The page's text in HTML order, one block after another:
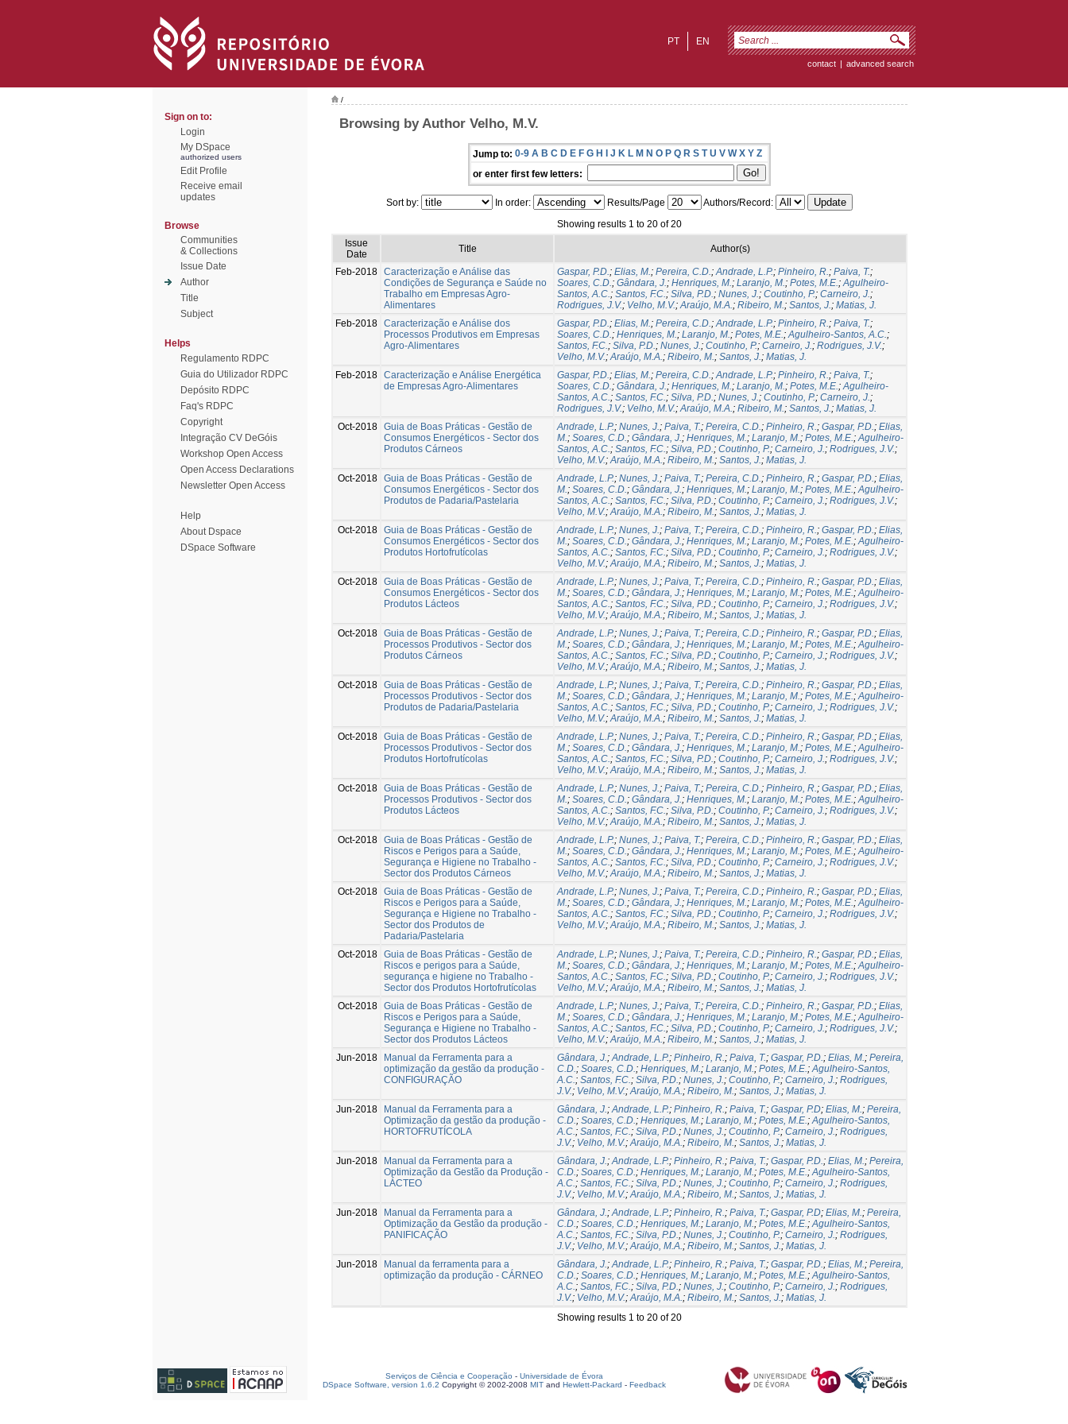
EN
PT
contact | advanced search
Sign on to:
Login
My DSpace
authorized users
Edit Profile
Receive email
updates
Browse
Communities
& Collections
Issue Date
Author
Title
Subject
Helps
Regulamento RDPC
Guia do Utilizador RDPC
Depósito RDPC
Faq's RDPC
Copyright
Integração CV DeGóis
Workshop Open Access
Open Access Declarations
Newsletter Open Access
Help
About Dspace
DSpace Software
/
Browsing by Author Velho, M.V.
Jump to: 0-9 A B C D E F G H I J K L M N O P Q R S T U V W X Y Z
or enter first few letters:
Sort by: In order: Results/Page
Authors/Record:
Showing results 1 to 20 of 20
Issue
Date
Title Author(s)
Feb-2018 Caracterização e Análise das
Condições de Segurança e Saúde no
Trabalho em Empresas Agro-
Alimentares
Gaspar, P.D.; Elias, M.; Pereira, C.D.;Andrade, L.P.; Pinheiro, R.; Paiva, T.;
Soares, C.D.; Gândara, J.; Henriques, M.; Laranjo, M.; Potes, M.E.;Agulheiro-
Santos, A.C.; Santos, F.C.; Silva, P.D.; Nunes, J.; Coutinho, P.; Carneiro, J.;
Rodrigues, J.V.; Velho, M.V.;Araújo, M.A.; Ribeiro, M.; Santos, J.; Matias, J.
Feb-2018 Caracterização e Análise dos
Processos Produtivos em Empresas
Agro-Alimentares
Gaspar, P.D.; Elias, M.; Pereira, C.D.;Andrade, L.P.; Pinheiro, R.; Paiva, T.;
Soares, C.D.; Henriques, M.; Laranjo, M.; Potes, M.E.;Agulheiro-Santos, A.C.;
Santos, F.C.; Silva, P.D.; Nunes, J.; Coutinho, P.; Carneiro, J.; Rodrigues, J.V.;
Velho, M.V.;Araújo, M.A.; Ribeiro, M.; Santos, J.; Matias, J.
Feb-2018 Caracterização e Análise Energética
de Empresas Agro-Alimentares
Gaspar, P.D.; Elias, M.; Pereira, C.D.;Andrade, L.P.; Pinheiro, R.; Paiva, T.;
Soares, C.D.; Gândara, J.; Henriques, M.; Laranjo, M.; Potes, M.E.;Agulheiro-
Santos, A.C.; Santos, F.C.; Silva, P.D.; Nunes, J.; Coutinho, P.; Carneiro, J.;
Rodrigues, J.V.; Velho, M.V.;Araújo, M.A.; Ribeiro, M.; Santos, J.; Matias, J.
Oct-2018 Guia de Boas Práticas - Gestão de
Consumos Energéticos - Sector dos
Produtos Cárneos
Andrade, L.P.; Nunes, J.; Paiva, T.; Pereira, C.D.; Pinheiro, R.; Gaspar, P.D.; Elias,
M.; Soares, C.D.; Gândara, J.; Henriques, M.; Laranjo, M.; Potes, M.E.;Agulheiro-
Santos, A.C.; Santos, F.C.; Silva, P.D.; Coutinho, P.; Carneiro, J.; Rodrigues, J.V.;
Velho, M.V.;Araújo, M.A.; Ribeiro, M.; Santos, J.; Matias, J.
Oct-2018 Guia de Boas Práticas - Gestão de
Consumos Energéticos - Sector dos
Produtos de Padaria/Pastelaria
Andrade, L.P.; Nunes, J.; Paiva, T.; Pereira, C.D.; Pinheiro, R.; Gaspar, P.D.; Elias,
M.; Soares, C.D.; Gândara, J.; Henriques, M.; Laranjo, M.; Potes, M.E.;Agulheiro-
Santos, A.C.; Santos, F.C.; Silva, P.D.; Coutinho, P.; Carneiro, J.; Rodrigues, J.V.;
Velho, M.V.;Araújo, M.A.; Ribeiro, M.; Santos, J.; Matias, J.
Oct-2018 Guia de Boas Práticas - Gestão de
Consumos Energéticos - Sector dos
Produtos Hortofrutícolas
Andrade, L.P.; Nunes, J.; Paiva, T.; Pereira, C.D.; Pinheiro, R.; Gaspar, P.D.; Elias,
M.; Soares, C.D.; Gândara, J.; Henriques, M.; Laranjo, M.; Potes, M.E.;Agulheiro-
Santos, A.C.; Santos, F.C.; Silva, P.D.; Coutinho, P.; Carneiro, J.; Rodrigues, J.V.;
Velho, M.V.;Araújo, M.A.; Ribeiro, M.; Santos, J.; Matias, J.
Oct-2018 Guia de Boas Práticas - Gestão de
Consumos Energéticos - Sector dos
Produtos Lácteos
Andrade, L.P.; Nunes, J.; Paiva, T.; Pereira, C.D.; Pinheiro, R.; Gaspar, P.D.; Elias,
M.; Soares, C.D.; Gândara, J.; Henriques, M.; Laranjo, M.; Potes, M.E.;Agulheiro-
Santos, A.C.; Santos, F.C.; Silva, P.D.; Coutinho, P.; Carneiro, J.; Rodrigues, J.V.;
Velho, M.V.;Araújo, M.A.; Ribeiro, M.; Santos, J.; Matias, J.
Oct-2018 Guia de Boas Práticas - Gestão de
Processos Produtivos - Sector dos
Produtos Cárneos
Andrade, L.P.; Nunes, J.; Paiva, T.; Pereira, C.D.; Pinheiro, R.; Gaspar, P.D.; Elias,
M.; Soares, C.D.; Gândara, J.; Henriques, M.; Laranjo, M.; Potes, M.E.;Agulheiro-
Santos, A.C.; Santos, F.C.; Silva, P.D.; Coutinho, P.; Carneiro, J.; Rodrigues, J.V.;
Velho, M.V.;Araújo, M.A.; Ribeiro, M.; Santos, J.; Matias, J.
Oct-2018 Guia de Boas Práticas - Gestão de
Processos Produtivos - Sector dos
Produtos de Padaria/Pastelaria
Andrade, L.P.; Nunes, J.; Paiva, T.; Pereira, C.D.; Pinheiro, R.; Gaspar, P.D.; Elias,
M.; Soares, C.D.; Gândara, J.; Henriques, M.; Laranjo, M.; Potes, M.E.;Agulheiro-
Santos, A.C.; Santos, F.C.; Silva, P.D.; Coutinho, P.; Carneiro, J.; Rodrigues, J.V.;
Velho, M.V.;Araújo, M.A.; Ribeiro, M.; Santos, J.; Matias, J.
Oct-2018 Guia de Boas Práticas - Gestão de
Processos Produtivos - Sector dos
Produtos Hortofrutícolas
Andrade, L.P.; Nunes, J.; Paiva, T.; Pereira, C.D.; Pinheiro, R.; Gaspar, P.D.; Elias,
M.; Soares, C.D.; Gândara, J.; Henriques, M.; Laranjo, M.; Potes, M.E.;Agulheiro-
Santos, A.C.; Santos, F.C.; Silva, P.D.; Coutinho, P.; Carneiro, J.; Rodrigues, J.V.;
Velho, M.V.;Araújo, M.A.; Ribeiro, M.; Santos, J.; Matias, J.
Oct-2018 Guia de Boas Práticas - Gestão de
Processos Produtivos - Sector dos
Produtos Lácteos
Andrade, L.P.; Nunes, J.; Paiva, T.; Pereira, C.D.; Pinheiro, R.; Gaspar, P.D.; Elias,
M.; Soares, C.D.; Gândara, J.; Henriques, M.; Laranjo, M.; Potes, M.E.;Agulheiro-
Santos, A.C.; Santos, F.C.; Silva, P.D.; Coutinho, P.; Carneiro, J.; Rodrigues, J.V.;
Velho, M.V.;Araújo, M.A.; Ribeiro, M.; Santos, J.; Matias, J.
Oct-2018 Guia de Boas Práticas - Gestão de
Riscos e Perigos para a Saúde,
Segurança e Higiene no Trabalho -
Sector dos Produtos Cárneos
Andrade, L.P.; Nunes, J.; Paiva, T.; Pereira, C.D.; Pinheiro, R.; Gaspar, P.D.; Elias,
M.; Soares, C.D.; Gândara, J.; Henriques, M.; Laranjo, M.; Potes, M.E.;Agulheiro-
Santos, A.C.; Santos, F.C.; Silva, P.D.; Coutinho, P.; Carneiro, J.; Rodrigues, J.V.;
Velho, M.V.;Araújo, M.A.; Ribeiro, M.; Santos, J.; Matias, J.
Oct-2018 Guia de Boas Práticas - Gestão de
Riscos e Perigos para a Saúde,
Segurança e Higiene no Trabalho -
Sector dos Produtos de
Padaria/Pastelaria
Andrade, L.P.; Nunes, J.; Paiva, T.; Pereira, C.D.; Pinheiro, R.; Gaspar, P.D.; Elias,
M.; Soares, C.D.; Gândara, J.; Henriques, M.; Laranjo, M.; Potes, M.E.;Agulheiro-
Santos, A.C.; Santos, F.C.; Silva, P.D.; Coutinho, P.; Carneiro, J.; Rodrigues, J.V.;
Velho, M.V.;Araújo, M.A.; Ribeiro, M.; Santos, J.; Matias, J.
Oct-2018 Guia de Boas Práticas - Gestão de
Riscos e perigos para a Saúde,
segurança e higiene no Trabalho -
Sector dos Produtos Hortofrutícolas
Andrade, L.P.; Nunes, J.; Paiva, T.; Pereira, C.D.; Pinheiro, R.; Gaspar, P.D.; Elias,
M.; Soares, C.D.; Gândara, J.; Henriques, M.; Laranjo, M.; Potes, M.E.;Agulheiro-
Santos, A.C.; Santos, F.C.; Silva, P.D.; Coutinho, P.; Carneiro, J.; Rodrigues, J.V.;
Velho, M.V.;Araújo, M.A.; Ribeiro, M.; Santos, J.; Matias, J.
Oct-2018 Guia de Boas Práticas - Gestão de
Riscos e Perigos para a Saúde,
Segurança e Higiene no Trabalho -
Sector dos Produtos Lácteos
Andrade, L.P.; Nunes, J.; Paiva, T.; Pereira, C.D.; Pinheiro, R.; Gaspar, P.D.; Elias,
M.; Soares, C.D.; Gândara, J.; Henriques, M.; Laranjo, M.; Potes, M.E.;Agulheiro-
Santos, A.C.; Santos, F.C.; Silva, P.D.; Coutinho, P.; Carneiro, J.; Rodrigues, J.V.;
Velho, M.V.;Araújo, M.A.; Ribeiro, M.; Santos, J.; Matias, J.
Jun-2018
Manual da Ferramenta para a
optimização da gestão da produção -
CONFIGURAÇÃO
Gândara, J.;Andrade, L.P.; Pinheiro, R.; Paiva, T.; Gaspar, P.D.; Elias, M.; Pereira,
C.D.; Soares, C.D.; Henriques, M.; Laranjo, M.; Potes, M.E.;Agulheiro-Santos,
A.C.; Santos, F.C.; Silva, P.D.; Nunes, J.; Coutinho, P.; Carneiro, J.; Rodrigues,
J.V.; Velho, M.V.;Araújo, M.A.; Ribeiro, M.; Santos, J.; Matias, J.
Jun-2018
Manual da Ferramenta para a
Optimização da gestão da produção -
HORTOFRUTÍCOLA
Gândara, J.;Andrade, L.P.; Pinheiro, R.; Paiva, T.; Gaspar, P.D; Elias, M.; Pereira,
C.D.; Soares, C.D.; Henriques, M.; Laranjo, M.; Potes, M.E.;Agulheiro-Santos,
A.C.; Santos, F.C.; Silva, P.D.; Nunes, J.; Coutinho, P.; Carneiro, J.; Rodrigues,
J.V.; Velho, M.V.;Araújo, M.A.; Ribeiro, M.; Santos, J.; Matias, J.
Jun-2018
Manual da Ferramenta para a
Optimização da Gestão da Produção -
LÁCTEO
Gândara, J.;Andrade, L.P.; Pinheiro, R.; Paiva, T.; Gaspar, P.D.; Elias, M.; Pereira,
C.D.; Soares, C.D.; Henriques, M.; Laranjo, M.; Potes, M.E.;Agulheiro-Santos,
A.C.; Santos, F.C.; Silva, P.D.; Nunes, J.; Coutinho, P.; Carneiro, J.; Rodrigues,
J.V.; Velho, M.V.;Araújo, M.A.; Ribeiro, M.; Santos, J.; Matias, J.
Jun-2018
Manual da Ferramenta para a
Optimização da Gestão da produção -
PANIFICAÇÃO
Gândara, J.;Andrade, L.P.; Pinheiro, R.; Paiva, T.; Gaspar, P.D; Elias, M.; Pereira,
C.D.; Soares, C.D.; Henriques, M.; Laranjo, M.; Potes, M.E.;Agulheiro-Santos,
A.C.; Santos, F.C.; Silva, P.D.; Nunes, J.; Coutinho, P.; Carneiro, J.; Rodrigues,
J.V.; Velho, M.V.;Araújo, M.A.; Ribeiro, M.; Santos, J.; Matias, J.
Jun-2018
Manual da ferramenta para a
optimização da produção - CÁRNEO
Gândara, J.;Andrade, L.P.; Pinheiro, R.; Paiva, T.; Gaspar, P.D.; Elias, M.; Pereira,
C.D.; Soares, C.D.; Henriques, M.; Laranjo, M.; Potes, M.E.;Agulheiro-Santos,
A.C.; Santos, F.C.; Silva, P.D.; Nunes, J.; Coutinho, P.; Carneiro, J.; Rodrigues,
J.V.; Velho, M.V.;Araújo, M.A.; Ribeiro, M.; Santos, J.; Matias, J.
Showing results 1 to 20 of 20
Serviços de Ciência e Cooperação - Universidade de Évora
DSpace Software, version 1.6.2 Copyright © 2002-2008 MIT and Hewlett-Packard - Feedback